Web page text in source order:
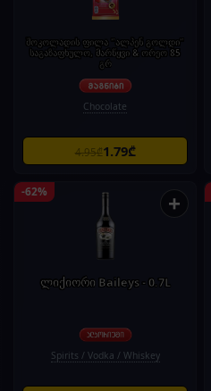
შოკოლადის ფილა "ალპენ გოლდი"
საგაზაფხულო, მარწყვი & ორეო 85
გრ
Chocolate
4.95₾1.79₾
-62% +
ლიქიორი Baileys - 0.7L
Spirits / Vodka / Whiskey